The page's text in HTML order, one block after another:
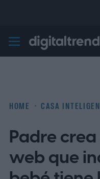
Digital
HOME CASA
Padre
web que